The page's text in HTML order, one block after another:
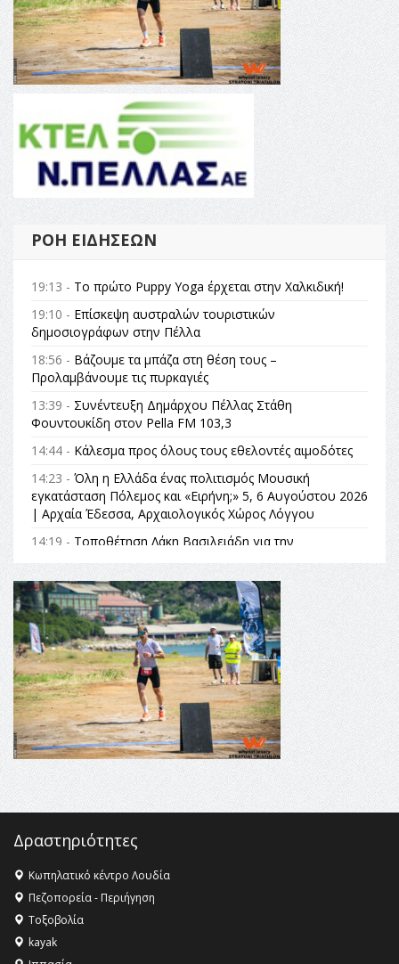
ΡΟΉ ΕΙΔΉΣΕΩΝ
19:13 - Το πρώτο Puppy Yoga έρχεται στην Χαλκιδική!
19:10 - Επίσκεψη αυστραλών τουριστικών
δημοσιογράφων στην Πέλλα
18:56 - Βάζουμε τα μπάζα στη θέση τους –
Προλαμβάνουμε τις πυρκαγιές
13:39 - Συνέντευξη Δημάρχου Πέλλας Στάθη
Φουντουκίδη στον Pella FM 103,3
14:44 - Κάλεσμα προς όλους τους εθελοντές αιμοδότες
14:23 - Όλη η Ελλάδα ένας πολιτισμός Μουσική
εγκατάσταση Πόλεμος και «Ειρήνη;» 5, 6 Αυγούστου 2026
| Αρχαία Έδεσσα, Αρχαιολογικός Χώρος Λόγγου
14:19 - Τοποθέτηση Λάκη Βασιλειάδη για την
Αναθεώρηση του Συντάγματος: «Σε τέτοιες κορυφαίες
θεσμικές διαδικασίες υπάρχει μόνο η ευθύνη απέναντι
στις επόμενες γενιές»
16:35 -Το πρόγραμμα του ΠΑΟΚ στον δεύτερο γύρο του
Champions League!
16:27 -Όλυμπος: Εντάχθηκε στον Κατάλογο Παγκόσμιας
Κληρονομιάς της UNESCO – Ομόφωνη η απόφαση Ο
Όλυμπος αναγνωρίστηκε ως φυσικό και πολιτιστικό
αγαθό εξέχουσας οικουμενικής αξίας για την
ανθρωπότητα
16:18 - ΕΝΟΡΙΑΚΕΣ ΚΑΛΟΚΑΙΡΙΝΕΣ ΔΡΑΣΕΙΣ ΓΙΑ ΠΑΙΔΙΑ
ΣΤΗΝ ΕΔΕΣΣΑ
Δραστηριότητες
Κωπηλατικό κέντρο Λουδία
Πεζοπορεία - Περιήγηση
Τοξοβολία
kayak